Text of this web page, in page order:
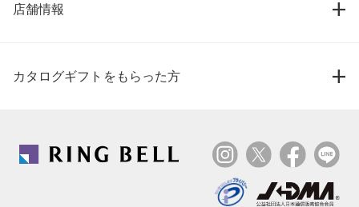
店舗情報
カタログギフトをもらった方